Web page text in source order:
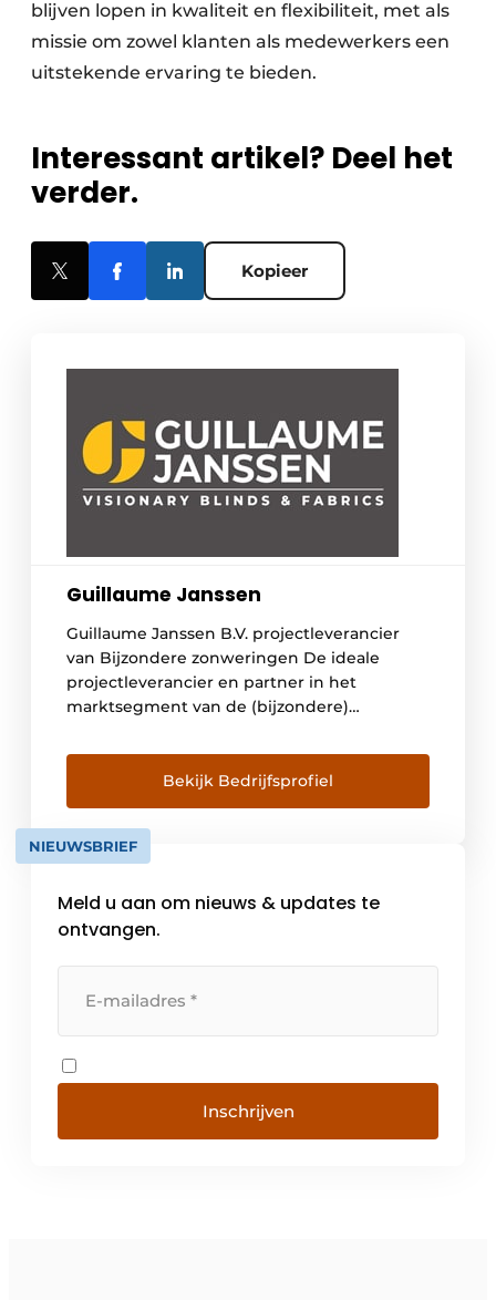
blijven lopen in kwaliteit en flexibiliteit, met als
missie om zowel klanten als medewerkers een
uitstekende ervaring te bieden.
Interessant artikel? Deel het
verder.
Kopieer
Guillaume Janssen
Guillaume Janssen B.V. projectleverancier
van Bijzondere zonweringen De ideale
projectleverancier en partner in het
marktsegment van de (bijzondere)
standaardleverancier niet toereikend is,
helpen wij u graag de juiste oplossing te
vinden voor uw situatie. U kunt daarbij
denken aan hele smalle, brede of hoge ZIP
systemen met bijzondere specificaties.
Bekijk Bedrijfsprofiel
NIEUWSBRIEF
Meld u aan om nieuws & updates te
ontvangen.
Inschrijven